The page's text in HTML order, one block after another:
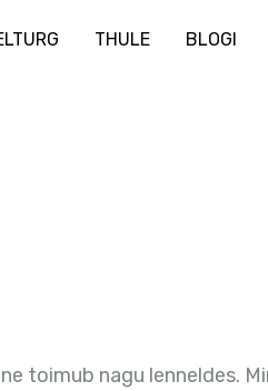
THULE BLOGI
toimub nagu lenneldes.